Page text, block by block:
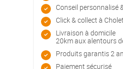
Conseil personnalisé
Click & collect à
Livraison à domicile
20km aux alentours
Produits garantis 2
Paiement sécurisé